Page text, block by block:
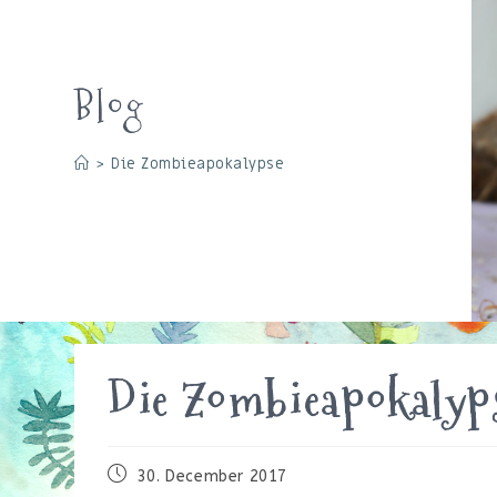
Blog
> Die Zombieapokalypse
Die
Beitrag30. December 2017